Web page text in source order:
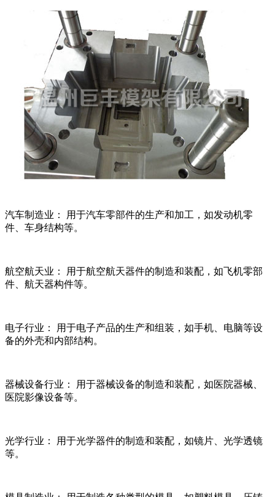
汽车制造业： 用于汽车零部件的生产和加工，如发动机零
件、车身结构等。
航空航天业： 用于航空航天器件的制造和装配，如飞机零部
件、航天器构件等。
电子行业： 用于电子产品的生产和组装，如手机、电脑等设
备的外壳和内部结构。
器械设备行业： 用于器械设备的制造和装配，如医院器械、
医院影像设备等。
光学行业： 用于光学器件的制造和装配，如镜片、光学透镜
等。